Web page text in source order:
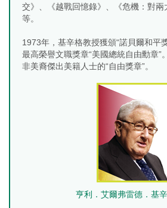
亨利．艾爾弗雷德．基
交》、《越戰回憶錄》、《危機：對兩
等。
1973年，基辛格教授獲頒“諾貝爾和平
最高榮譽文職獎章“美國總統自由勳章”
非美裔傑出美籍人士的“自由獎章”。